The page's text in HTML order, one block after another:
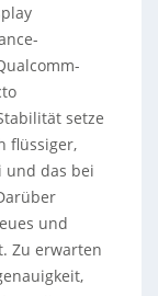
setze
flüssiger,
und das bei
und
Zu erwarten